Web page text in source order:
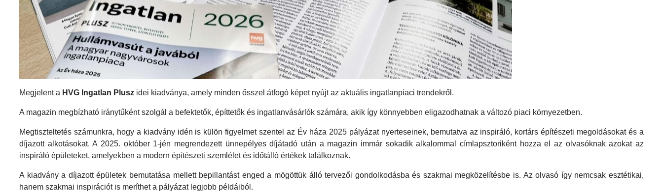
Megjelent a HVG Ingatlan Plusz idei kiadványa, amely minden ősszel átfogó képet nyújt az aktuális ingatlanpiaci trendekről.
A magazin megbízható iránytűként szolgál a befektetők, építtetők és ingatlanvásárlók számára, akik így könnyebben eligazodhatnak a változó piaci környezetben.
Megtiszteltetés számunkra, hogy a kiadvány idén is külön figyelmet szentel az Év háza 2025 pályázat nyerteseinek, bemutatva az inspiráló, kortárs építészeti megoldásokat és a
díjazott alkotásokat. A 2025. október 1-jén megrendezett ünnepélyes díjátadó után a magazin immár sokadik alkalommal címlapsztoriként hozza el az olvasóknak azokat az
inspiráló épületeket, amelyekben a modern építészeti szemlélet és időtálló értékek találkoznak.
A kiadvány a díjazott épületek bemutatása mellett bepillantást enged a mögöttük álló tervezői gondolkodásba és szakmai megközelítésbe is. Az olvasó így nemcsak esztétikai,
hanem szakmai inspirációt is meríthet a pályázat legjobb példáiból.